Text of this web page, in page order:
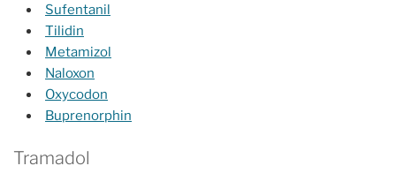
Sufentanil
Tilidin
Metamizol
Naloxon
Oxycodon
Buprenorphin
Tramadol